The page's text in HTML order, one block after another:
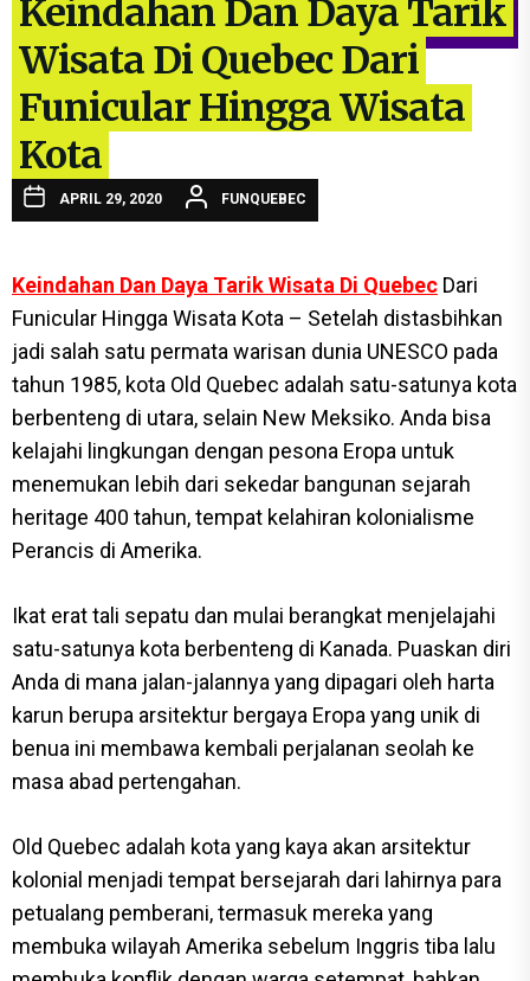
Keindahan Dan Daya Tarik
Wisata Di Quebec Dari
Funicular Hingga Wisata
Kota
APRIL 29, 2020 FUNQUEBEC
Keindahan Dan Daya Tarik Wisata Di Quebec Dari
Funicular Hingga Wisata Kota – Setelah distasbihkan
jadi salah satu permata warisan dunia UNESCO pada
tahun 1985, kota Old Quebec adalah satu-satunya kota
berbenteng di utara, selain New Meksiko. Anda bisa
kelajahi lingkungan dengan pesona Eropa untuk
menemukan lebih dari sekedar bangunan sejarah
heritage 400 tahun, tempat kelahiran kolonialisme
Perancis di Amerika.
Ikat erat tali sepatu dan mulai berangkat menjelajahi
satu-satunya kota berbenteng di Kanada. Puaskan diri
Anda di mana jalan-jalannya yang dipagari oleh harta
karun berupa arsitektur bergaya Eropa yang unik di
benua ini membawa kembali perjalanan seolah ke
masa abad pertengahan.
Old Quebec adalah kota yang kaya akan arsitektur
kolonial menjadi tempat bersejarah dari lahirnya para
petualang pemberani, termasuk mereka yang
membuka wilayah Amerika sebelum Inggris tiba lalu